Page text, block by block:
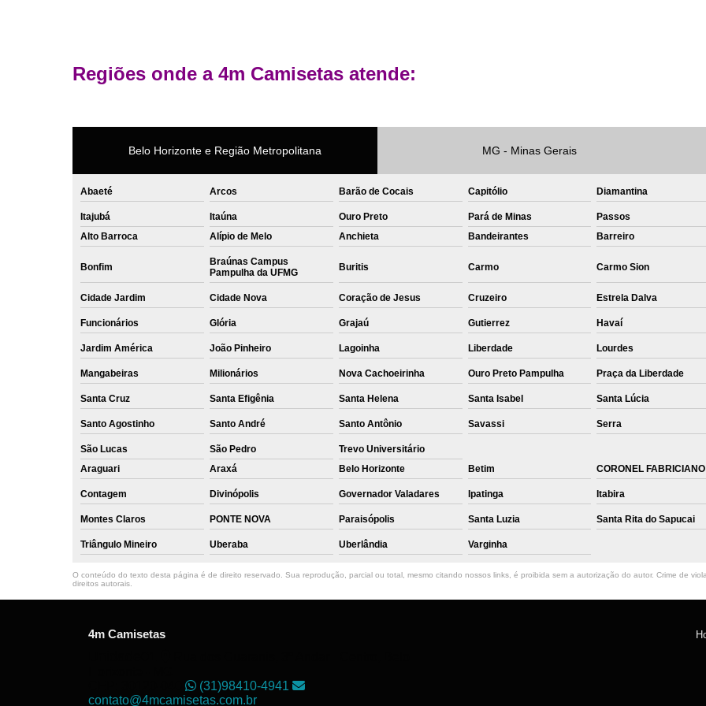
Private Label Camisetas
Private Label de Camisetas
Sublimação de Camisetas
Sublimação de Estampa em
Sublimação em Camisetas de
Sublimação em Tecido
Sublimação para Camisetas
Regiões onde a 4m Camisetas atende:
Belo Horizonte e Região Metropolitana MG - Minas Gerais
Abaeté Arcos Barão de Cocais Capitólio Diamantina
Itajubá Itaúna Ouro Preto Pará de Minas Passos
Alto Barroca
Alípio de Melo Anchieta Bandeirantes Barreiro
Bonfim
Braúnas Campus
Pampulha da UFMG
Buritis Carmo Carmo Sion
Cidade Jardim Cidade Nova Coração de Jesus Cruzeiro Estrela Dalva
Funcionários Glória Grajaú Gutierrez Havaí
Jardim América João Pinheiro Lagoinha Liberdade Lourdes
Mangabeiras Milionários Nova Cachoeirinha Ouro Preto Pampulha Praça da Liberdade
Santa Cruz Santa Efigênia Santa Helena Santa Isabel Santa Lúcia
Santo Agostinho Santo André Santo Antônio Savassi Serra
São Lucas São Pedro
Trevo Universitário
Araguari
Araxá Belo Horizonte Betim CORONEL FABRICIANO
Contagem Divinópolis Governador Valadares Ipatinga Itabira
Montes Claros PONTE NOVA Paraisópolis Santa Luzia Santa Rita do Sapucai
Triângulo Mineiro Uberaba Uberlândia Varginha
O conteúdo do texto desta página é de direito reservado. Sua reprodução, parcial ou total, mesmo citando nossos links, é proibida sem a autorização do autor. Crime de
direitos autorais
4m Camisetas
(31)98410-4941
contato@4mcamisetas.com.br